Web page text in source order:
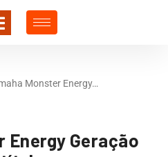
Monster Energy…
Energy Geração